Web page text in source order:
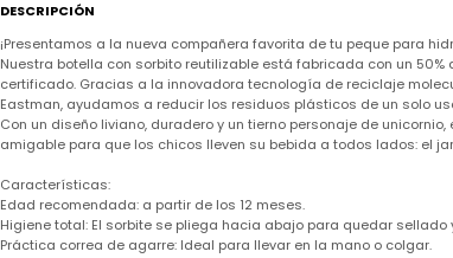
DESCRIPCIÓN
¡Presentamos a la nueva compañera favorita de tu peque para
Nuestra botella con sorbito reutilizable está fabricada con un
certificado. Gracias a la innovadora tecnología de reciclaje
Eastman, ayudamos a reducir los residuos plásticos de un solo
Con un diseño liviano, duradero y un tierno personaje de
amigable para que los chicos lleven su bebida a todos lados: el
Características:
Edad recomendada: a partir de los 12 meses.
Higiene total: El sorbite se pliega hacia abajo para quedar sellado
Práctica correa de agarre: Ideal para llevar en la mano o colgar.